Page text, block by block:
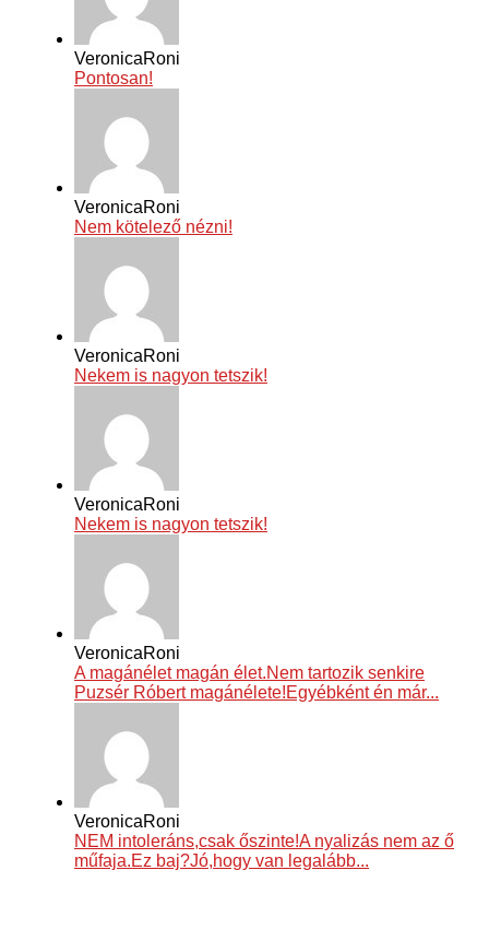
VeronicaRoni
Pontosan!
VeronicaRoni
Nem kötelező nézni!
VeronicaRoni
Nekem is nagyon tetszik!
VeronicaRoni
Nekem is nagyon tetszik!
VeronicaRoni
A magánélet magán élet.Nem tartozik senkire
Puzsér Róbert magánélete!Egyébként én már...
VeronicaRoni
NEM intoleráns,csak őszinte!A nyalizás nem az ő
műfaja.Ez baj?Jó,hogy van legalább...